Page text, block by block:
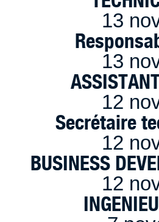
13
13
12
Secrétaire
12
BUSINESS
12